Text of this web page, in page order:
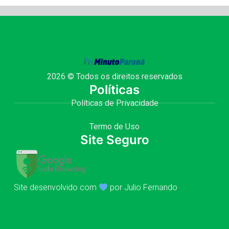
2026 © Todos os direitos reservados
Políticas
Políticas de Privacidade
Termo de Uso
Site Seguro
Site desenvolvido com por Julio Fernando